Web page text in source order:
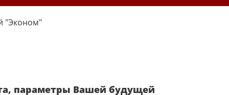
"Эконом"
параметры Вашей будущей